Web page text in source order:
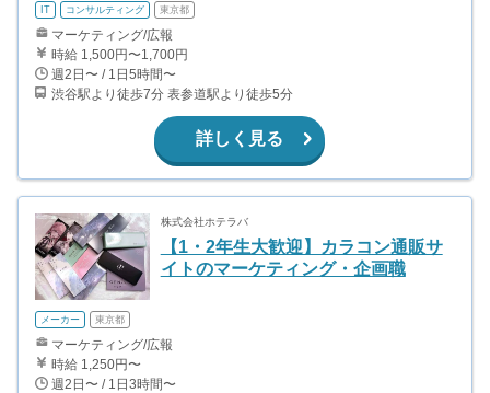
IT コンサルティング 東京都
マーケティング/広報
時給 1,500円〜1,700円
週2日〜 / 1日5時間〜
渋谷駅より徒歩7分 表参道駅より徒歩5分
詳しく見る
株式会社ホテラバ
【1・2年生大歓迎】カラコン通販サ
イトのマーケティング・企画職
メーカー 東京都
マーケティング/広報
時給 1,250円〜
週2日〜 / 1日3時間〜